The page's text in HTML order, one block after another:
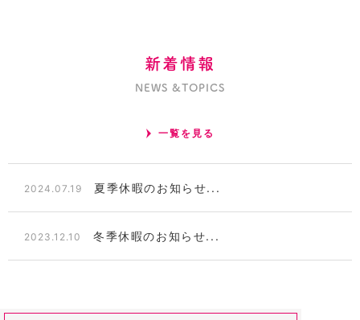
新着情報
NEWS &TOPICS
一覧を見る
2024.07.19 夏季休暇のお知らせ...
2023.12.10 冬季休暇のお知らせ...